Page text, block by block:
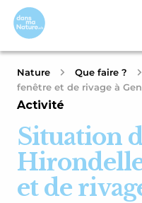
Nature Que faire ?
fenêtre et de rivage à
Activité
Situation
et de